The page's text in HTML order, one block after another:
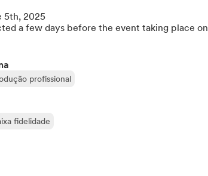
5th, 2025
a few days before the event taking place on
profissional
fidelidade